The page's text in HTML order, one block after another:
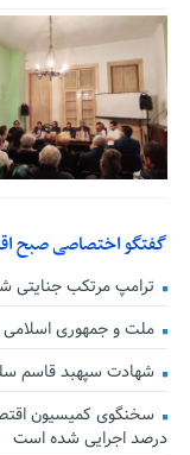
گفتگو اختصاصی صبح
ترامپ مرتکب جنایتی
ملت و جمهوری اسلامی
شهادت سپهبد قاسم
درصد اجرایی شده است